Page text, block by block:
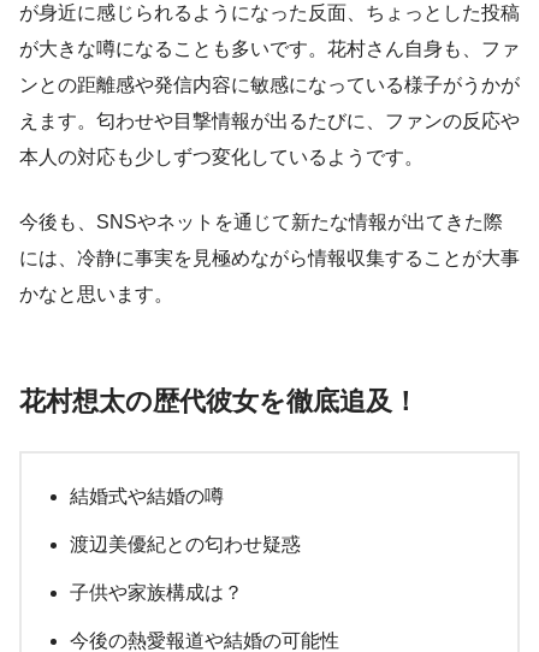
が身近に感じられるようになった反面、ちょっとした投稿
が大きな噂になることも多いです。花村さん自身も、ファ
ンとの距離感や発信内容に敏感になっている様子がうかが
えます。匂わせや目撃情報が出るたびに、ファンの反応や
本人の対応も少しずつ変化しているようです。
今後も、SNSやネットを通じて新たな情報が出てきた際
には、冷静に事実を見極めながら情報収集することが大事
かなと思います。
花村想太の歴代彼女を徹底追及！
結婚式や結婚の噂
渡辺美優紀との匂わせ疑惑
子供や家族構成は？
今後の熱愛報道や結婚の可能性